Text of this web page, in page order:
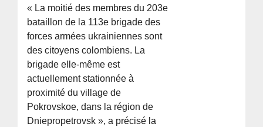
« La moitié des membres du 203e
bataillon de la 113e brigade des
forces armées ukrainiennes sont
des citoyens colombiens. La
brigade elle-même est
actuellement stationnée à
proximité du village de
Pokrovskoe, dans la région de
Dniepropetrovsk », a précisé la